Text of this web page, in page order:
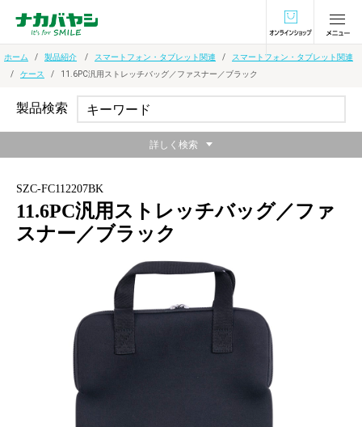
オンラインショ
ホーム 製品紹介 スマートフォン・タブレット関連
スマートフォン・タブレット関連
ケース
11.6PC汎用ストレッチバッグ／ファスナー／ブラック
SZC-FC112207BK
11.6PC汎用ストレッチバッグ／ファ
スナー／ブラック
出し入れラクラク
製品検索
詳しく検索